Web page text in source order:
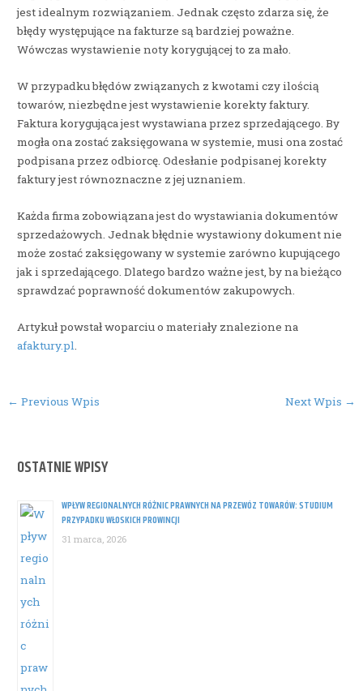
OSTATNIE WPISY
WPŁYW REGIONALNYCH RÓŻNIC PRAWNYCH NA PRZEWÓZ TOWARÓW: STUDIUM
PRZYPADKU WŁOSKICH PROWINCJI
31 marca, 2026
jest idealnym rozwiązaniem. Jednak często zdarza się, że
błędy występujące na fakturze są bardziej poważne.
Wówczas wystawienie noty korygującej to za mało.
W przypadku błędów związanych z kwotami czy ilością
towarów, niezbędne jest wystawienie korekty faktury.
Faktura korygująca jest wystawiana przez sprzedającego. By
mogła ona zostać zaksięgowana w systemie, musi ona zostać
podpisana przez odbiorcę. Odesłanie podpisanej korekty
faktury jest równoznaczne z jej uznaniem.
Każda firma zobowiązana jest do wystawiania dokumentów
sprzedażowych. Jednak błędnie wystawiony dokument nie
może zostać zaksięgowany w systemie zarówno kupującego
jak i sprzedającego. Dlatego bardzo ważne jest, by na bieżąco
sprawdzać poprawność dokumentów zakupowych.
Artykuł powstał woparciu o materiały znalezione na
afaktury.pl.
Post
← Previous Wpis Next Wpis →